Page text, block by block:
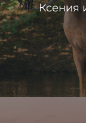
Ксения